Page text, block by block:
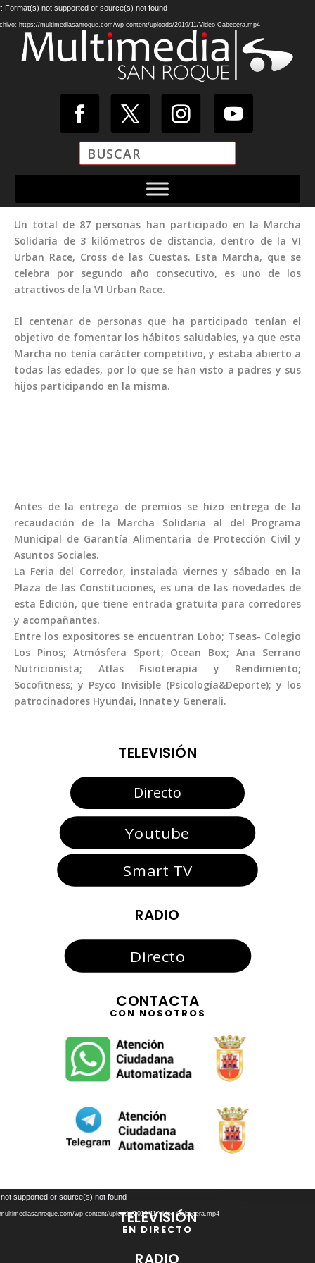
Reproductor
de
Format(s) not supported or source(s) not found
https://multimediasanroque.com/wp-content/uploads/2019/11/Video-Cabecera.mp4
Un total de 87 personas han participado en la Marcha
Solidaria de 3 kilómetros de distancia, dentro de la VI
Urban Race, Cross de las Cuestas. Esta Marcha, que se
celebra por segundo año consecutivo, es uno de los
atractivos de la VI Urban Race.
El centenar de personas que ha participado tenían el
objetivo de fomentar los hábitos saludables, ya que esta
Marcha no tenía carácter competitivo, y estaba abierto a
todas las edades, por lo que se han visto a padres y sus
hijos participando en la misma.
Antes de la entrega de premios se hizo entrega de la
recaudación de la Marcha Solidaria al del Programa
Municipal de Garantía Alimentaria de Protección Civil y
Asuntos Sociales.
La Feria del Corredor, instalada viernes y sábado en la
Plaza de las Constituciones, es una de las novedades de
esta Edición, que tiene entrada gratuita para corredores
y acompañantes.
Entre los expositores se encuentran Lobo; Tseas- Colegio
Los Pinos; Atmósfera Sport; Ocean Box; Ana Serrano
Nutricionista; Atlas Fisioterapia y Rendimiento;
Socofitness; y Psyco Invisible (Psicología&Deporte); y los
patrocinadores Hyundai, Innate y Generali.
TELEVISIÓN
Directo
Youtube
Smart TV
RADIO
Directo
CONTACTA
CON NOSOTROS
Reproductor
de
supported or source(s) not found
wp-content/uploads/2019/11/Video-Cabecera.mp4
TELEVISIÓN
EN DIRECTO
RADIO